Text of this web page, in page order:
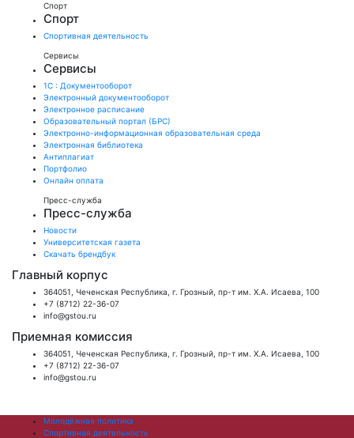
Спорт
Спорт
Спортивная деятельность
Сервисы
Сервисы
1С : Документооборот
Электронный документооборот
Электронное расписание
Образовательный портал (БРС)
Электронно-информационная образовательная среда
Электронная библиотека
Антиплагиат
Портфолио
Онлайн оплата
Пресс-служба
Пресс-служба
Новости
Университетская газета
Скачать брендбук
Главный корпус
364051, Чеченская Республика, г. Грозный, пр-т им. Х.А. Исаева, 100
+7 (8712) 22-36-07
info@gstou.ru
Приемная комиссия
364051, Чеченская Республика, г. Грозный, пр-т им. Х.А. Исаева, 100
+7 (8712) 22-36-07
info@gstou.ru
Молодёжная политика
Спортивная деятельность